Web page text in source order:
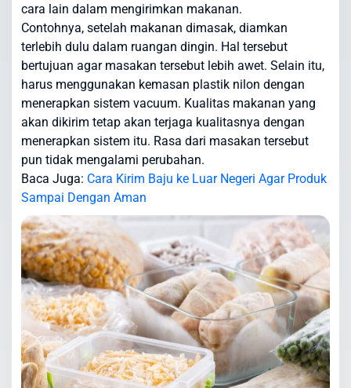
cara lain dalam mengirimkan makanan.
Contohnya, setelah makanan dimasak, diamkan
terlebih dulu dalam ruangan dingin. Hal tersebut
bertujuan agar masakan tersebut lebih awet. Selain itu,
harus menggunakan kemasan plastik nilon dengan
menerapkan sistem vacuum. Kualitas makanan yang
akan dikirim tetap akan terjaga kualitasnya dengan
menerapkan sistem itu. Rasa dari masakan tersebut
pun tidak mengalami perubahan.
Baca Juga: Cara Kirim Baju ke Luar Negeri Agar Produk
Sampai Dengan Aman